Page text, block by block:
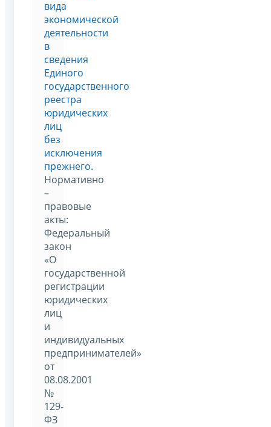
вида
экономической
деятельности
в
сведения
Единого
государственного
реестра
юридических
лиц
без
исключения
прежнего.
Нормативно
–
правовые
акты:
Федеральный
закон
«О
государственной
регистрации
юридических
лиц
и
индивидуальных
предпринимателей»
от
08.08.2001
№
129-
ФЗ